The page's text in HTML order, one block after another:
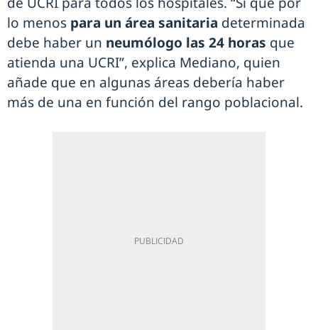
lo menos para un área sanitaria determinada
debe haber un neumólogo las 24 horas que
atienda una UCRI”, explica Mediano, quien
añade que en algunas áreas debería haber
más de una en función del rango poblacional.